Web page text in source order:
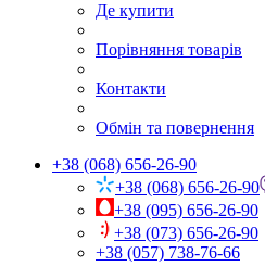
Де купити
Порівняння товарів
Контакти
Обмін та повернення
+38 (068) 656-26-90
+38 (068) 656-26-90
+38 (095) 656-26-90
+38 (073) 656-26-90
+38 (057) 738-76-66